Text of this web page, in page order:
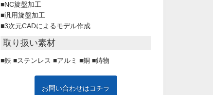
■NC旋盤加工
■汎用旋盤加工
■3次元CADによるモデル作成
取り扱い素材
■鉄 ■ステンレス ■アルミ ■銅 ■鋳物
お問い合わせはコチラ